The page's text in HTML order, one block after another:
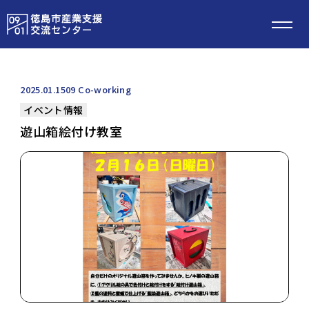
2025.01.1509 Co-working
イベント情報
遊山箱絵付け教室